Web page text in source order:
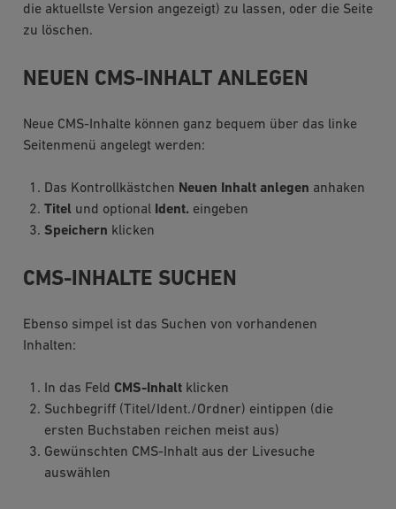
die aktuellste Version angezeigt) zu lassen, oder die Seite
zu löschen.
NEUEN CMS-INHALT ANLEGEN
Neue CMS-Inhalte können ganz bequem über das linke
Seitenmenü angelegt werden:
Das Kontrollkästchen Neuen Inhalt anlegen anhaken
Titelund optional Ident. eingeben
Speichern klicken
CMS-INHALTE SUCHEN
Ebenso simpel ist das Suchen von vorhandenen
Inhalten:
In das Feld CMS-Inhaltklicken
Suchbegriff (Titel/Ident./Ordner) eintippen (die
ersten Buchstaben reichen meist aus)
Gewünschten CMS-Inhalt aus der Livesuche
auswählen